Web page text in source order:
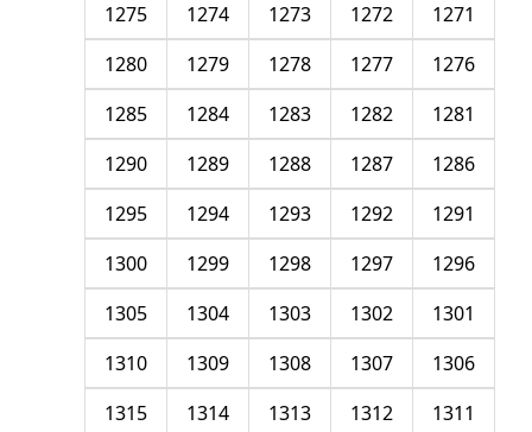
1271
1272
1273
1274
1275
1276
1277
1278
1279
1280
1281
1282
1283
1284
1285
1286
1287
1288
1289
1290
1291
1292
1293
1294
1295
1296
1297
1298
1299
1300
1301
1302
1303
1304
1305
1306
1307
1308
1309
1310
1311
1312
1313
1314
1315